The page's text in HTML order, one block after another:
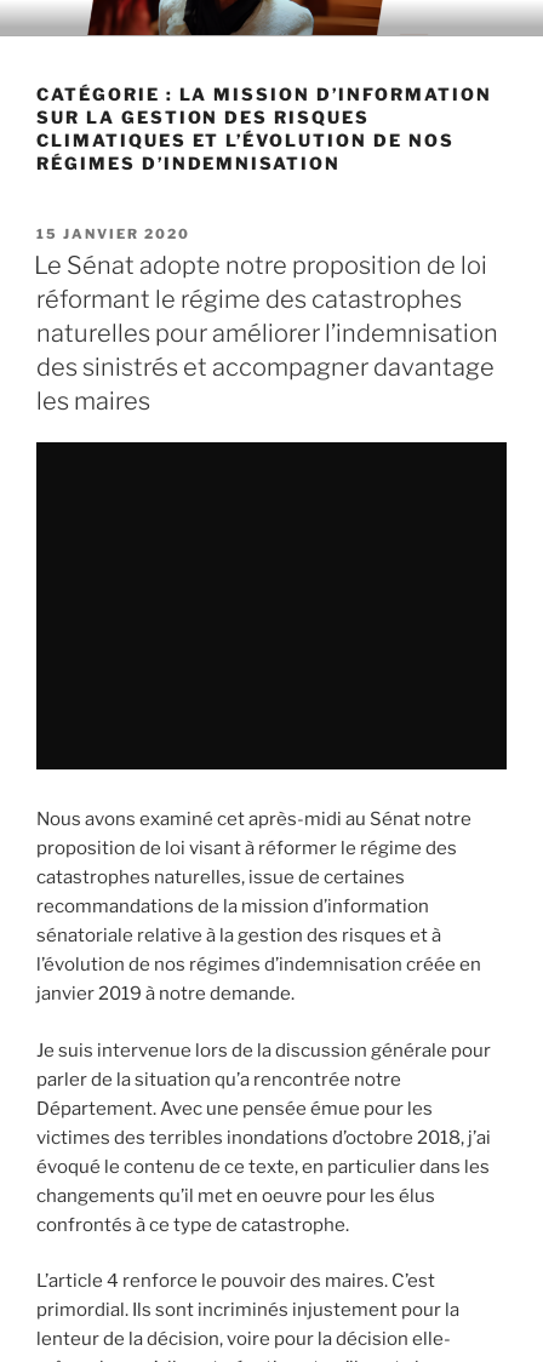
Aller
au
principal
CATÉGORIE : LA MISSION D’INFORMATION
SUR LA GESTION DES RISQUES
CLIMATIQUES ET L’ÉVOLUTION DE NOS
RÉGIMES D’INDEMNISATION
PUBLIÉ
LE
15 JANVIER 2020
Le Sénat adopte notre proposition de loi
réformant le régime des catastrophes
naturelles pour améliorer l’indemnisation
des sinistrés et accompagner davantage
les maires
Nous avons examiné cet après-midi au Sénat notre
proposition de loi visant à réformer le régime des
catastrophes naturelles, issue de certaines
recommandations de la mission d’information
sénatoriale relative à la gestion des risques et à
l’évolution de nos régimes d’indemnisation créée en
janvier 2019 à notre demande.
Je suis intervenue lors de la discussion générale pour
parler de la situation qu’a rencontrée notre
Département. Avec une pensée émue pour les
victimes des terribles inondations d’octobre 2018, j’ai
évoqué le contenu de ce texte, en particulier dans les
changements qu’il met en oeuvre pour les élus
confrontés à ce type de catastrophe.
L’article 4 renforce le pouvoir des maires. C’est
primordial. Ils sont incriminés injustement pour la
lenteur de la décision, voire pour la décision elle-